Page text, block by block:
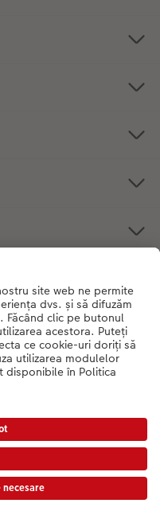
De luni până duminică: 09:00 -
includ TVA. Prețurile nu includ taxa